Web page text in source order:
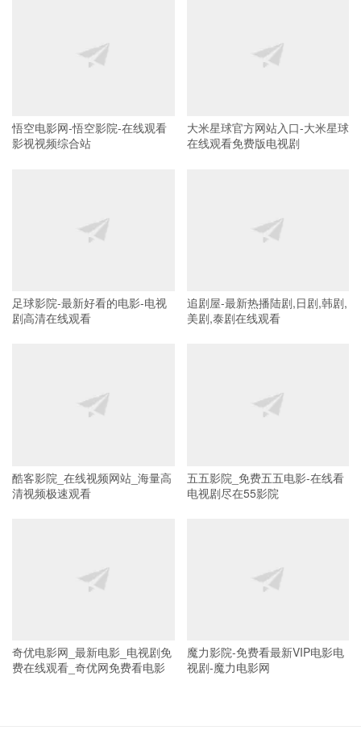
悟空电影网-悟空影院-在线观看
影视视频综合站
大米星球官方网站入口-大米星球
在线观看免费版电视剧
足球影院-最新好看的电影-电视
剧高清在线观看
追剧屋-最新热播陆剧,日剧,韩剧,
美剧,泰剧在线观看
酷客影院_在线视频网站_海量高
清视频极速观看
五五影院_免费五五电影-在线看
电视剧尽在55影院
奇优电影网_最新电影_电视剧免
费在线观看_奇优网免费看电影
魔力影院-免费看最新VIP电影电
视剧-魔力电影网